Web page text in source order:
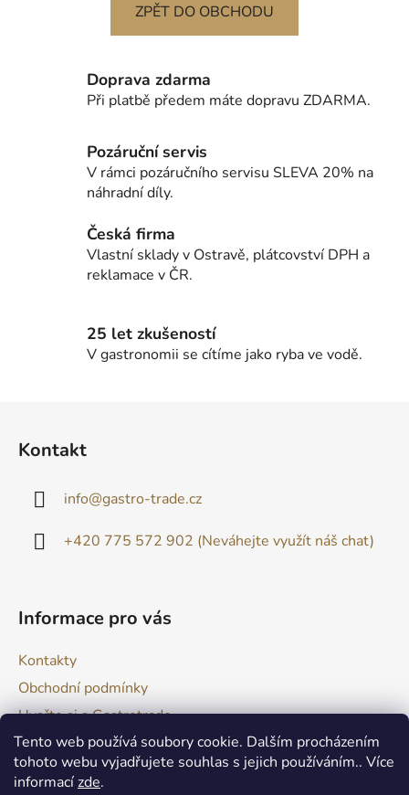
Tento web používá soubory cookie. Dalším procházením
tohoto webu vyjadřujete souhlas s jejich používáním.. Více
informacízde.
ZPĚT DO OBCHODU
Doprava zdarma
Při platbě předem máte dopravu ZDARMA.
Pozáruční servis
V rámci pozáručního servisu SLEVA 20% na
náhradní díly.
Česká firma
Vlastní sklady v Ostravě, plátcovství DPH a
reklamace v ČR.
25 let zkušeností
V gastronomii se cítíme jako ryba ve vodě.
Kontakt
info@gastro-trade.cz
+420 775 572 902 (Neváhejte využít náš chat)
Informace pro vás
Kontakty
Obchodní podmínky
Uvařte si s Gastrotrade
Naše produkty - Tipy a triky
Reklamace zboží